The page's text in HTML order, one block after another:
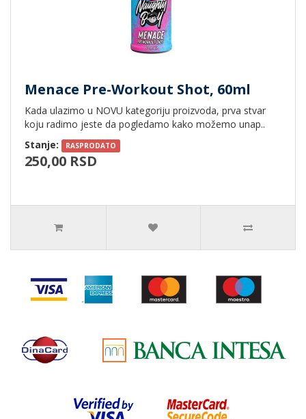
Menace Pre-Workout Shot, 60ml
Kada ulazimo u NOVU kategoriju proizvoda, prva stvar
koju radimo jeste da pogledamo kako možemo unap..
Stanje:
RASPRODATO
250,00 RSD